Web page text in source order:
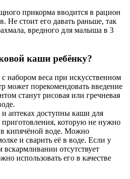
прикорма вводится в рацион
Не стоит его давать раньше, так
вредного для малыша в 3
каши ребёнку?
набором веса при искусственном
может порекомендовать введение
станут рисовая или гречневая
аптеках доступны каши для
приготовления, которую не нужно
в кипячёной воде. Можно
и сварить её в воде. Если у
отсутствует
использовать его в качестве